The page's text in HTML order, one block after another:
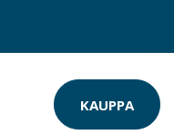
KAUPPA